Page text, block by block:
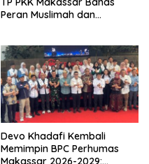
Peran Muslimah dan
Devo Khadafi Kembali
Memimpin BPC Perhumas
Makassar 2026-2029: